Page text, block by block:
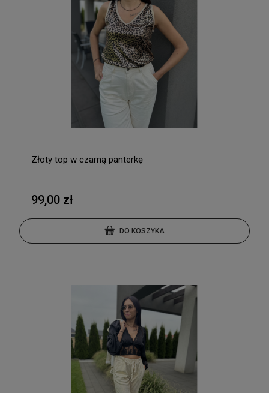
Złoty top w czarną panterkę
99,00 zł
DO KOSZYKA